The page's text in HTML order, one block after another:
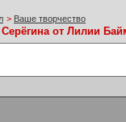
> Ваше творчество
от Лилии